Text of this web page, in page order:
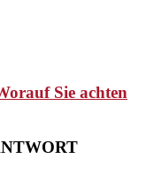
Sie achten